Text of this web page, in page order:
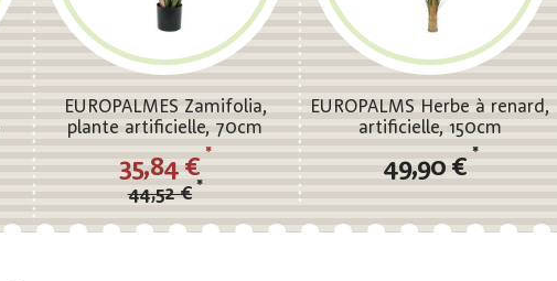
EUROPALMES Zamifolia,
plante artificielle, 70cm
44,52 € *
35,84 €
*
EUROPALMS Herbe à renard,
artificielle, 150cm
49,90 €
*